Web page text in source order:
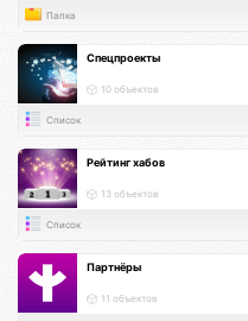
Папка
Спецпроекты
10 объектов
Список
Рейтинг хабов
13 объектов
Список
Партнёры
11 объектов